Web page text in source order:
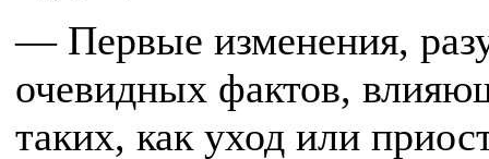
— Первые изменения,
очевидных фактов,
таких, как уход или